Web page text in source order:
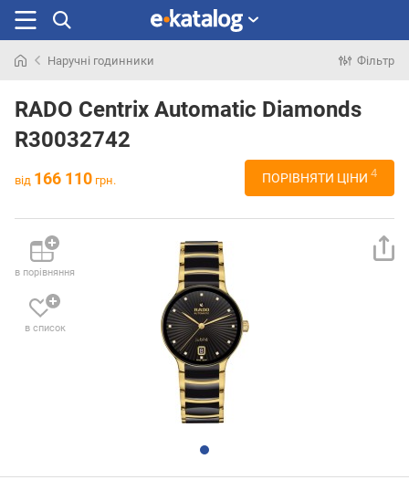
раніше
Наручні годинники Фільтр
RADO Centrix Automatic Diamonds
R30032742
від 166 110 грн. ПОРІВНЯТИ ЦІНИ 4
в порівняння
в список